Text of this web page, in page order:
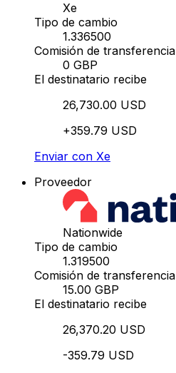
Xe
Tipo de cambio
1.336500
Comisión de transferencia
0 GBP
El destinatario recibe
26,730.00 USD
+359.79 USD
Enviar con Xe
Proveedor
Nationwide
Tipo de cambio
1.319500
Comisión de transferencia
15.00 GBP
El destinatario recibe
26,370.20 USD
-359.79 USD